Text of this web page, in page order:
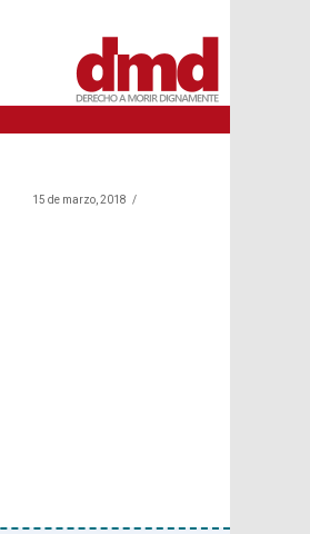
15 de marzo, 2018